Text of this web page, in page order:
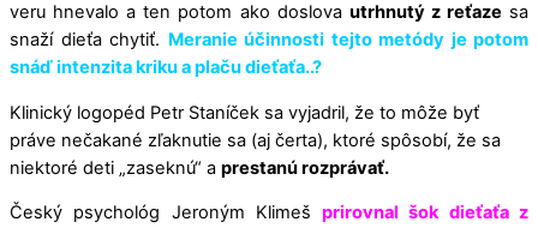
veru hnevalo a ten potom ako doslova utrhnutý z reťaze sa
snaží dieťa chytiť. Meranie účinnosti tejto metódy je potom
snáď intenzita kriku a plaču dieťaťa..?
Klinický logopéd Petr Staníček sa vyjadril, že to môže byť
práve nečakané zľaknutie sa (aj čerta), ktoré spôsobí, že sa
niektoré deti „zaseknú“ a prestanú rozprávať.
Český psychológ Jeroným Klimeš prirovnal šok dieťaťa z